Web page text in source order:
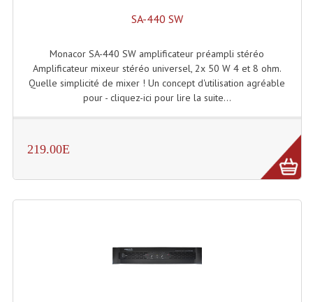
SA-440 SW
Monacor SA-440 SW amplificateur préampli stéréo
Amplificateur mixeur stéréo universel, 2x 50 W 4 et 8 ohm.
Quelle simplicité de mixer ! Un concept d'utilisation agréable
pour - cliquez-ici pour lire la suite...
219.00E